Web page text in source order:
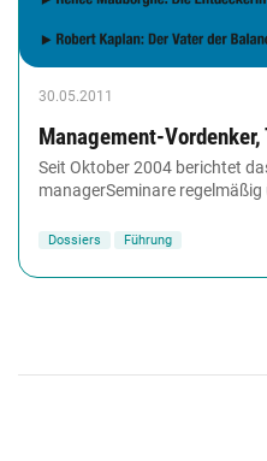
30.05.2011
Management-Vordenker,
Seit Oktober 2004 berichtet
managerSeminare
Dossiers Führung